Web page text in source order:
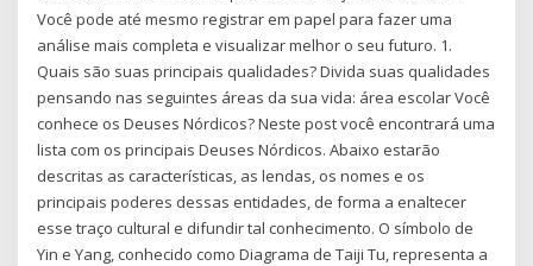
Você pode até mesmo registrar em papel para fazer uma
análise mais completa e visualizar melhor o seu futuro. 1.
Quais são suas principais qualidades? Divida suas qualidades
pensando nas seguintes áreas da sua vida: área escolar Você
conhece os Deuses Nórdicos? Neste post você encontrará uma
lista com os principais Deuses Nórdicos. Abaixo estarão
descritas as características, as lendas, os nomes e os
principais poderes dessas entidades, de forma a enaltecer
esse traço cultural e difundir tal conhecimento. O símbolo de
Yin e Yang, conhecido como Diagrama de Taiji Tu, representa a